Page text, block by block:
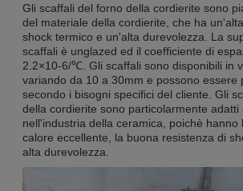
Gli scaffali del forno della cordierite sono
del materiale della cordierite, che ha
shock termico e un'alta durevolezza. La
scaffali è unglazed ed il coefficiente di
2.2×10-6/℃. Gli scaffali sono disponibili in
variando da 10 a 30mm e possono essere
secondo i bisogni specifici del cliente. Gli
della cordierite sono particolarmente adatti
nell'industria della ceramica, poichè hanno
calore eccellente, la buona resistenza di
alta durevolezza.